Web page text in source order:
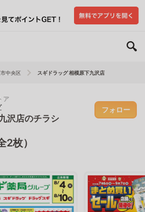
中央区 スギドラッグ 相模原下九沢店
ア
沢店のチラシ
フォロー
枚）